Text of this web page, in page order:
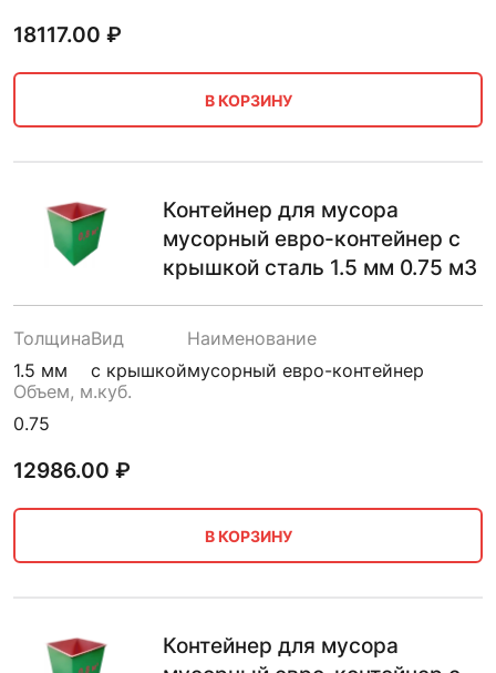
18117.00 ₽
В КОРЗИНУ
Контейнер для мусора
мусорный евро-контейнер с
крышкой сталь 1.5 мм 0.75 м3
Толщина
1.5 мм
Вид
с крышкой
Наименование
мусорный евро-контейнер
Объем, м.куб.
0.75
12986.00 ₽
В КОРЗИНУ
Контейнер для мусора